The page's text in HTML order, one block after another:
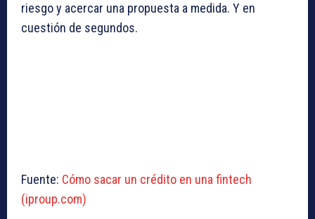
riesgo y acercar una propuesta a medida. Y en
cuestión de segundos.
Fuente: Cómo sacar un crédito en una fintech
(iproup.com)